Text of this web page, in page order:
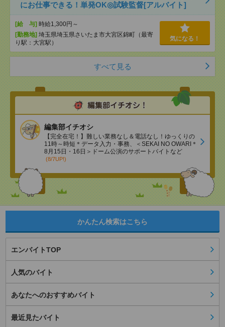
にお仕事できる！単発OK◎試験監督[アルバイト]
[給 与] 時給1,300円～
[勤務地] 埼玉県埼玉県さいたま市大宮区錦町（最寄
り駅：大宮駅）
気になる！
すべて見る
編集部イチオシ
【完全在宅！】難しい業務なし＆電話なし！ゆっくりの
11時～時短＊データ入力・事務、＜SEKAI NO OWARI＊
8月15日・16日＞ドーム公演のサポートバイトなど
(8/7UP!)
かんたん検索はこちら
エンバイトTOP
人気のバイト
あなたへのおすすめバイト
最近見たバイト